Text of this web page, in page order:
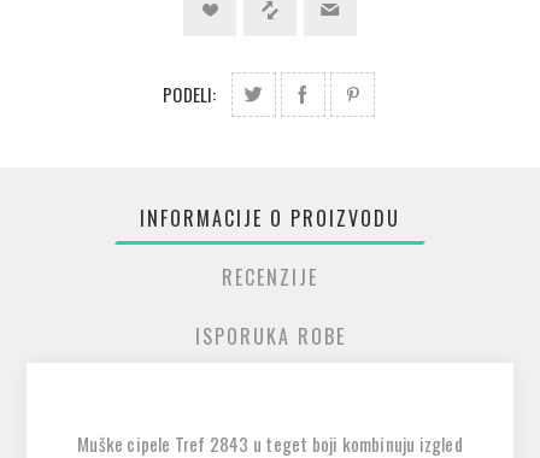
PODELI:
INFORMACIJE O PROIZVODU
RECENZIJE
ISPORUKA ROBE
Muške cipele Tref 2843 u teget boji kombinuju izgled